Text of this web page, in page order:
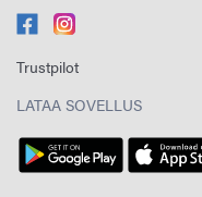
Trustpilot
LATAA SOVELLUS